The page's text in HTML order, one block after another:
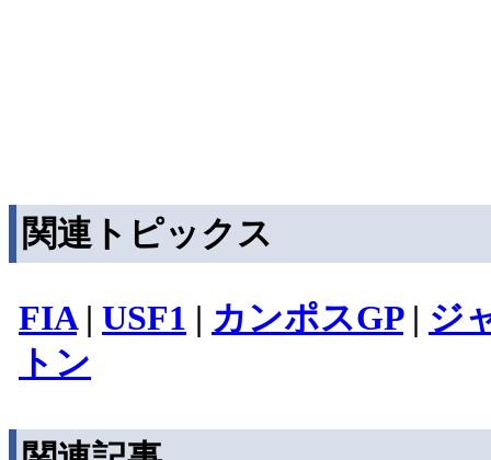
関連トピックス
FIA| USF1 | カンポスGP| ジ
トン